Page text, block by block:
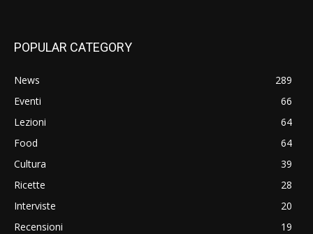
POPULAR CATEGORY
News
289
Eventi
66
Lezioni
64
Food
64
Cultura
39
Ricette
28
Interviste
20
Recensioni
19